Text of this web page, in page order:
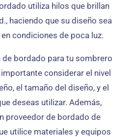
utiliza hilos que brillan
haciendo que su diseño sea
condiciones de poca luz.
de bordado para tu sombrero
considerar el nivel
el tamaño del diseño, y el
deseas utilizar. Además,
proveedor de bordado de
utilice materiales y equipos